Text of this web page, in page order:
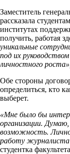
Заместитель
рассказала
институтах
получить, работая
уникальные
под их
личностного роста»,
Обе стороны
определиться, кто
выберет.
«Мне было бы
организации.
возможность. Лично
работу журналиста
студентка